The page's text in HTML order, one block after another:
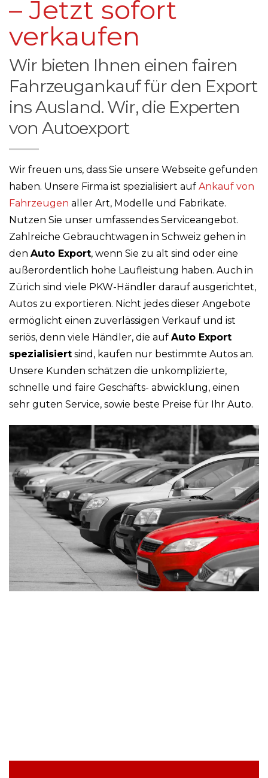
– Jetzt sofort
verkaufen
Wir bieten Ihnen einen fairen
Fahrzeugankauf für den Export
ins Ausland. Wir, die Experten
von Autoexport
Wir freuen uns, dass Sie unsere Webseite gefunden
haben. Unsere Firma ist spezialisiert auf Ankauf von
Fahrzeugen aller Art, Modelle und Fabrikate.
Nutzen Sie unser umfassendes Serviceangebot.
Zahlreiche Gebrauchtwagen in Schweiz gehen in
den Auto Export, wenn Sie zu alt sind oder eine
außerordentlich hohe Laufleistung haben. Auch in
Zürich sind viele PKW-Händler darauf ausgerichtet,
Autos zu exportieren. Nicht jedes dieser Angebote
ermöglicht einen zuverlässigen Verkauf und ist
seriös, denn viele Händler, die auf Auto Export
spezialisiert sind, kaufen nur bestimmte Autos an.
Unsere Kunden schätzen die unkomplizierte,
schnelle und faire Geschäfts- abwicklung, einen
sehr guten Service, sowie beste Preise für Ihr Auto.